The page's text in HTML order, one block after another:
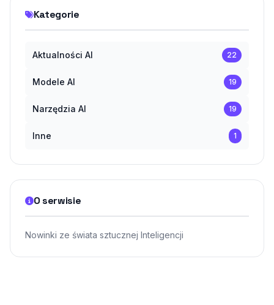
Kategorie
Aktualności AI 22
Modele AI 19
Narzędzia AI 19
Inne 1
O serwisie
Nowinki ze świata sztucznej Inteligencji